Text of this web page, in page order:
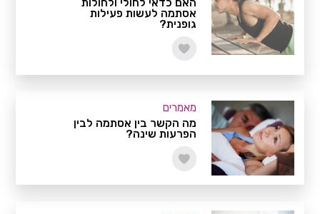
האם כדאי לחולי ולחולות
אסתמה לעשות פעילות
גופנית?
מאמרים
מה הקשר בין אסתמה לבין
הפרעות שינה?